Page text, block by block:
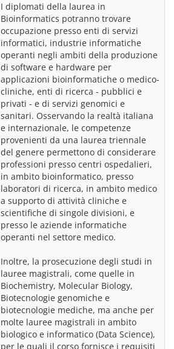
I diplomati della laurea in
Bioinformatics potranno trovare
occupazione presso enti di servizi
informatici, industrie informatiche
operanti negli ambiti della produzione
di software e hardware per
applicazioni bioinformatiche o medico-
cliniche, enti di ricerca - pubblici e
privati - e di servizi genomici e
sanitari. Osservando la realtà italiana
e internazionale, le competenze
provenienti da una laurea triennale
del genere permettono di considerare
professioni presso centri ospedalieri,
in ambito bioinformatico, presso
laboratori di ricerca, in ambito medico
a supporto di attività cliniche e
scientifiche di singole divisioni, e
presso le aziende informatiche
operanti nel settore medico.
Inoltre, la prosecuzione degli studi in
lauree magistrali, come quelle in
Biochemistry, Molecular Biology,
Biotecnologie genomiche e
biotecnologie mediche, ma anche per
molte lauree magistrali in ambito
biologico e informatico (Data Science),
per le quali il corso fornisce i requisiti